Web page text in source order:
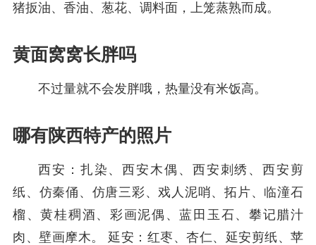
猪扳油、香油、葱花、调料面，上笼蒸熟而成。
黄面窝窝长胖吗
不过量就不会发胖哦，热量没有米饭高。
哪有陕西特产的照片
西安：扎染、西安木偶、西安刺绣、西安剪
纸、仿秦俑、仿唐三彩、戏人泥哨、拓片、临潼石
榴、黄桂稠酒、彩画泥偶、蓝田玉石、攀记腊汁
肉、壁画摩木。 延安：红枣、杏仁、延安剪纸、苹